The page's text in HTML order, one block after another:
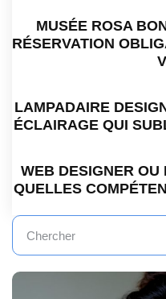
MUSÉE ROSA
RÉSERVATION
LAMPADAIRE
ÉCLAIRAGE QUI
WEB DESIGNER OU
QUELLES